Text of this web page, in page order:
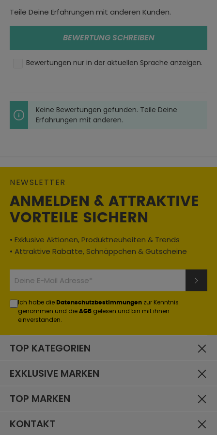
SHELLTECH Classic herausnehmbares Futter
Tasche für Geldbörse
Bündchenverschluss mit Reißverschluss
Taille verstellbar
Gepolsterte Nähte
Verstellbare Tasche für Ellenbogenprotektor
Tasche für Rückenprotektor
(EN1621-1)
(EN1621-1)
Farbe:
Größe:
Oberteile Typ:
Jacken
Eigenschaften:
herausnehmbares Innenfutter
Geschlecht:
Herren
Leder
Jahreszeit:
Sommer
Einsatzbereich:
Teile Deine Erfahrungen mit anderen Kunden.
BEWERTUNG SCHREIBEN
Bewertungen nur in der aktuellen Sprache anzeigen.
Keine Bewertungen gefunden. Teile Deine
Erfahrungen mit anderen.
NEWSLETTER
ANMELDEN & ATTRAKTIVE
VORTEILE SICHERN
• Exklusive Aktionen, Produktneuheiten & Trends
• Attraktive Rabatte, Schnäppchen & Gutscheine
Ich habe die Datenschutzbestimmungen zur Kenntnis
genommen und die AGB gelesen und bin mit ihnen
einverstanden.
TOP KATEGORIEN
EXKLUSIVE MARKEN
TOP MARKEN
KONTAKT